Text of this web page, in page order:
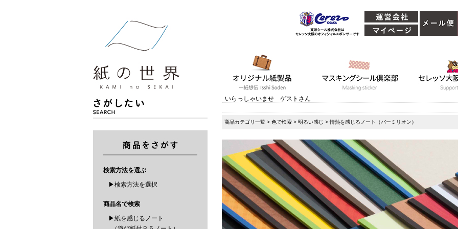
検索方法を選ぶ
▶検索方法を選択
商品名で検索
▶紙を感じるノート
いらっしゃいませ ゲストさん
商品カテゴリ一覧 > 色で検索 > 明るい感じ > 情熱を感じるノート（バーミリオン）